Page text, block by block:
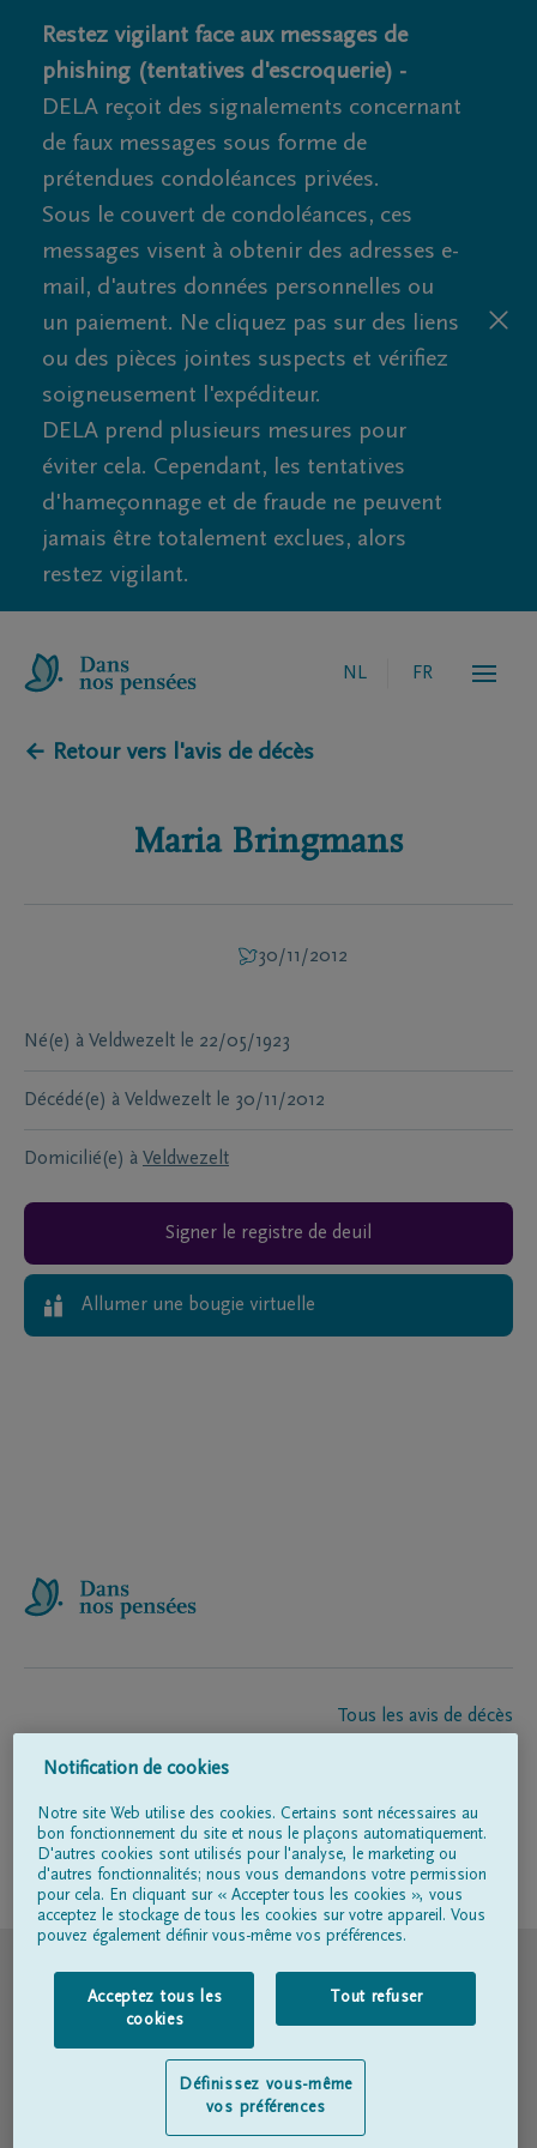
Restez vigilant face aux messages de
phishing (tentatives d'escroquerie) -
DELA reçoit des signalements concernant
de faux messages sous forme de
prétendues condoléances privées.
Sous le couvert de condoléances, ces
messages visent à obtenir des adresses e-
mail, d'autres données personnelles ou
un paiement. Ne cliquez pas sur des liens
ou des pièces jointes suspects et vérifiez
soigneusement l'expéditeur.
DELA prend plusieurs mesures pour
éviter cela. Cependant, les tentatives
d'hameçonnage et de fraude ne peuvent
jamais être totalement exclues, alors
restez vigilant.
NL FR
← Retour vers l'avis de décès
Maria Bringmans
30/11/2012
Né(e) à Veldwezelt le 22/05/1923
Décédé(e) à Veldwezelt le 30/11/2012
Domicilié(e) à Veldwezelt
Signer le registre de deuil
Allumer une bougie virtuelle
Tous les avis de décès
Entrepreneur de pompes funèbres
Suivez-nous sur
Conditions d'utilisation
Déclaration relative à la vie privée
Déclaration d’accessibilité
Notification de cookies
Notre site Web utilise des cookies. Certains sont nécessaires au
bon fonctionnement du site et nous le plaçons automatiquement.
D'autres cookies sont utilisés pour l'analyse, le marketing ou
d'autres fonctionnalités; nous vous demandons votre permission
pour cela. En cliquant sur « Accepter tous les cookies », vous
acceptez le stockage de tous les cookies sur votre appareil. Vous
pouvez également définir vous-même vos préférences.
Acceptez tous les
cookies
Tout refuser
Définissez vous-même
vos préférences